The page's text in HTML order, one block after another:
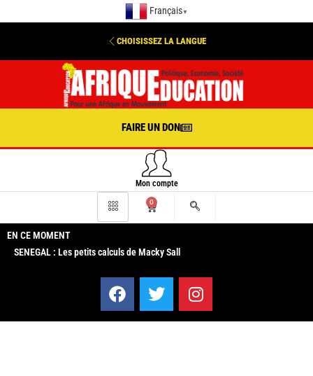
Français ▼
CHOISISSEZ LA LANGUE
FAIRE UN DON
Mon compte
0
EN CE MOMENT
SENEGAL : Les petits calculs de Macky Sall